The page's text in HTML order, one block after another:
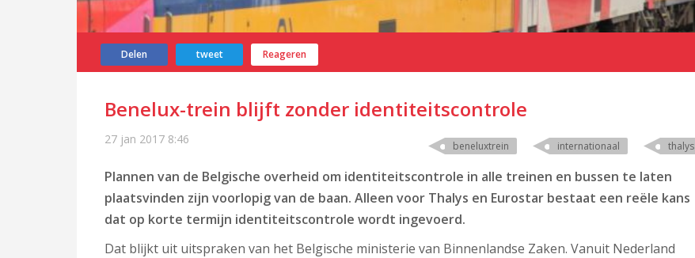
Delen tweet Reageren
Benelux-trein blijft zonder identiteitscontrole
27 jan 2017 8:46 beneluxtrein internationaal thalys
Plannen van de Belgische overheid om identiteitscontrole in alle treinen en bussen te laten
plaatsvinden zijn voorlopig van de baan. Alleen voor Thalys en Eurostar bestaat een reële kans
dat op korte termijn identiteitscontrole wordt ingevoerd.
Dat blijkt uit uitspraken van het Belgische ministerie van Binnenlandse Zaken. Vanuit Nederland